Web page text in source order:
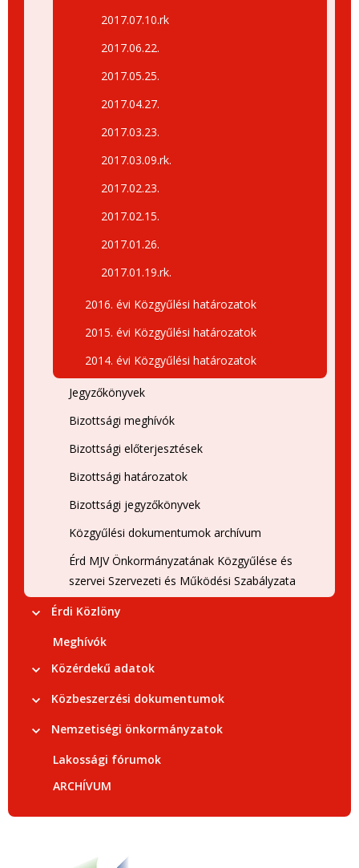
2017.07.10.rk
2017.06.22.
2017.05.25.
2017.04.27.
2017.03.23.
2017.03.09.rk.
2017.02.23.
2017.02.15.
2017.01.26.
2017.01.19.rk.
2016. évi Közgyűlési határozatok
2015. évi Közgyűlési határozatok
2014. évi Közgyűlési határozatok
Jegyzőkönyvek
Bizottsági meghívók
Bizottsági előterjesztések
Bizottsági határozatok
Bizottsági jegyzőkönyvek
Közgyűlési dokumentumok archívum
Érd MJV Önkormányzatának Közgyűlése és
szervei Szervezeti és Működési Szabályzata
Érdi Közlöny
Meghívók
Közérdekű adatok
Közbeszerzési dokumentumok
Nemzetiségi önkormányzatok
Lakossági fórumok
ARCHÍVUM